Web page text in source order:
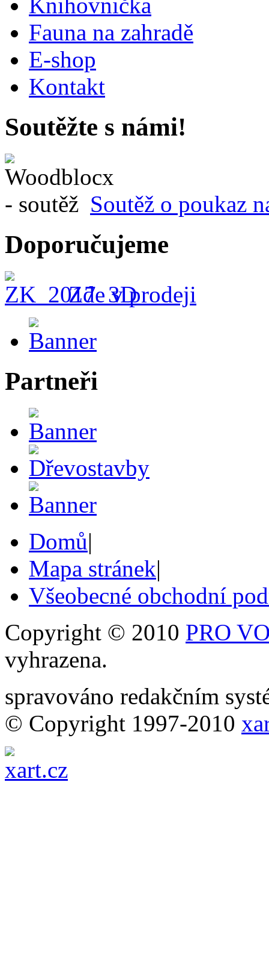
Knihovnička
Fauna na zahradě
E-shop
Kontakt
Soutěžte s námi!
Soutěž o poukaz
Doporučujeme
Zde v prodeji
Partneři
Domů|
Mapa stránek|
Všeobecné obchodní
Copyright © 2010 PRO
vyhrazena.
spravováno redakčním
© Copyright 1997-2010